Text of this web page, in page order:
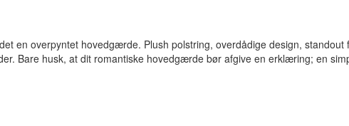
en overpyntet hovedgærde. Plush polstring, overdådige design, standout
Bare husk, at dit romantiske hovedgærde bør afgive en erklæring; en